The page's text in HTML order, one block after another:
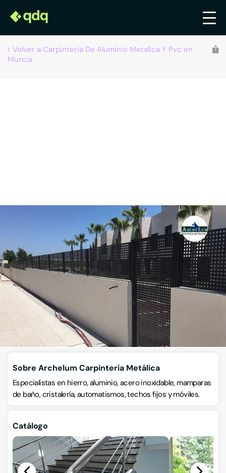
Volver a Carpinteria De Aluminio Metalica Y Pvc en
Murcia
Archelum Carpintería Metálica
Carpintería de aluminio, metálica y PVC
Calle Cantabria 11, Pol. Ind. La Capillania, 30600, Archena,
Murcia
VISITAR WEB CÓMO LLEGAR ESCRÍBENOS
Llamar ahora
Sobre Archelum Carpintería Metálica
Especialistas en hierro, aluminio, acero inoxidable, mamparas
de baño, cristalería, automatismos, techos fijos y móviles.
Catálogo